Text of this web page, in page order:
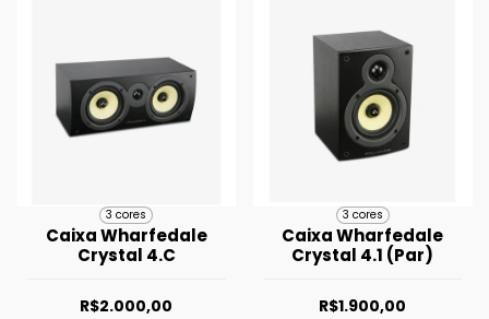
3 cores
Caixa Wharfedale
Crystal 4.C
R$2.000,00
3 cores
Caixa Wharfedale
Crystal 4.1 (Par)
R$1.900,00